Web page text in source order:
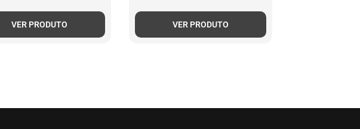
VER PRODUTO VER PRODUTO